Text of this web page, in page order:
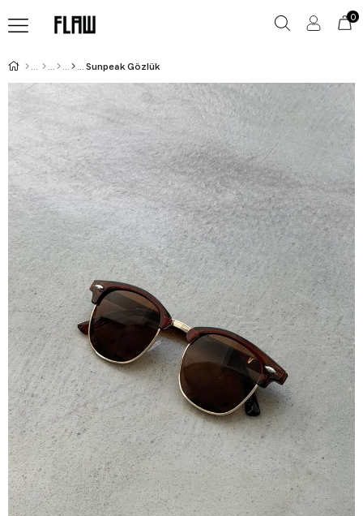
0
Sunpeak Gözlük